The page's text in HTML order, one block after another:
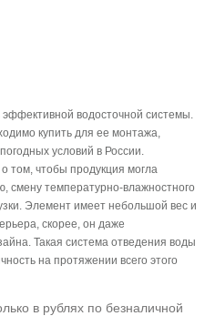
водосточной системы.
купить для ее монтажа,
условий в России.
том, чтобы продукция могла
смену температурно-влажностного
Элемент имеет небольшой вес и
скорее, он даже
Такая система отведения воды
на протяжении всего этого
в рублях по безналичной